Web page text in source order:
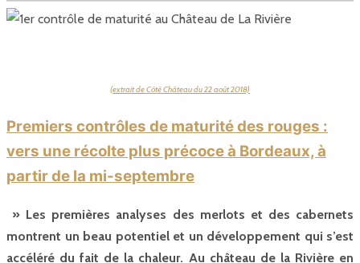
(extrait de Côté Château du 22 août 2018)
Premiers contrôles de maturité des rouges :
vers une récolte plus précoce à Bordeaux, à
partir de la mi-septembre
» Les premières analyses des merlots et des cabernets
montrent un beau potentiel et un développement qui s’est
accéléré du fait de la chaleur. Au château de la Rivière en